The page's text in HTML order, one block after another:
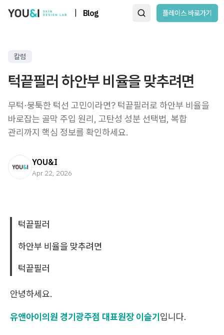
Blog 플레이스 바로가기
칼럼
턱끝필러 하안부 비율을 맞추려면
무턱·뭉툭한 턱선 고민이라면? 턱끝필러로 하안부 비율을
바로잡는 골막 주입 원리, 고탄성 성분 선택법, 복합
관리까지 핵심 정보를 확인하세요.
YOU&I
Apr 22, 2026
턱끝필러
하안부 비율을 맞추려면
턱끝필러
안녕하세요.
유앤아이의원 경기광주점 대표원장 이슬기입니다.